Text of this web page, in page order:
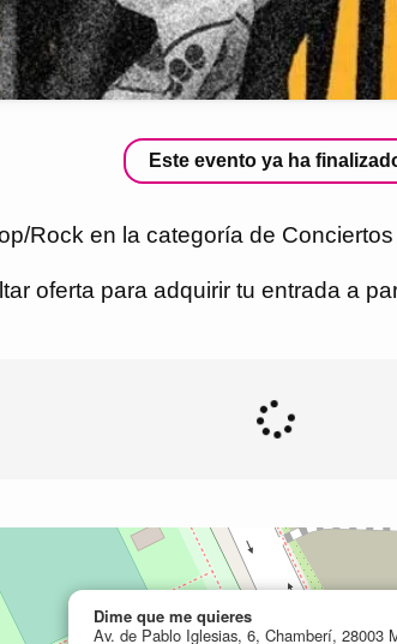
Este evento ya ha
Rock en la categoría de
oferta para adquirir tu entrada a